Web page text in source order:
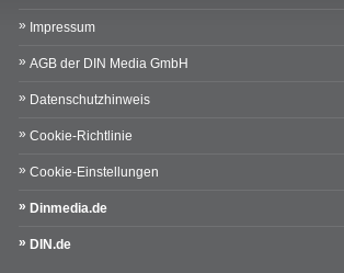
Impressum
AGB der DIN Media GmbH
Datenschutzhinweis
Cookie-Richtlinie
Cookie-Einstellungen
Dinmedia.de
DIN.de